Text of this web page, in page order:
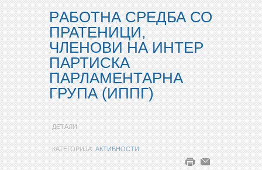
РAБОТНА СРЕДБА СО
ПРАТЕНИЦИ,
ЧЛЕНОВИ НА ИНТЕР
ПАРТИСКА
ПАРЛАМЕНТАРНА
ГРУПА (ИППГ)
ДЕТАЛИ
КАТЕГОРИЈА: АКТИВНОСТИ